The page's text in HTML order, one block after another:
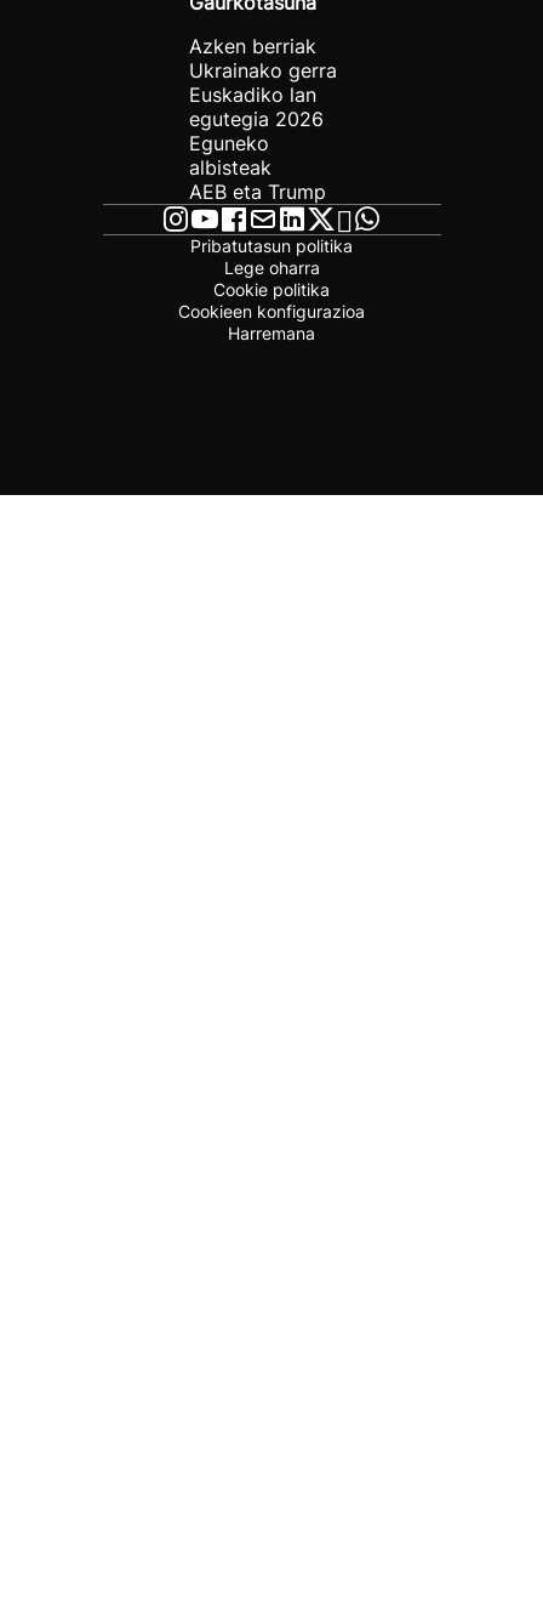
Azken berriak
Ukrainako gerra
Euskadiko lan
egutegia 2026
Eguneko
albisteak
AEB eta Trump
Pribatutasun politika
Lege oharra
Cookie politika
Cookieen konfigurazioa
Harremana